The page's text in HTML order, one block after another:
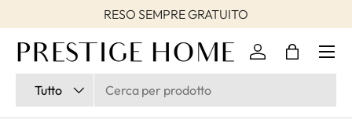
Passa ai contenuti
RESO SEMPRE GRATUITO
Tutto
AccediBorsa